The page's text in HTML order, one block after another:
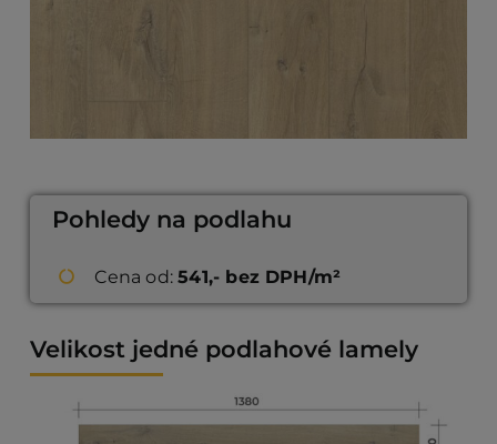
Pohledy na podlahu
Cena od:541,- bez DPH/m²
Velikost jedné podlahové lamely